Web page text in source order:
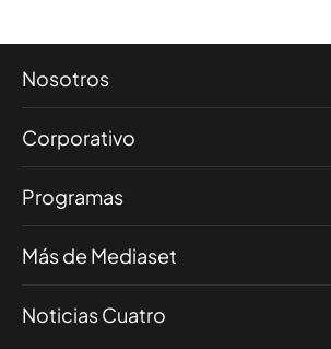
Nosotros
Corporativo
Programas
Más de Mediaset
Noticias Cuatro